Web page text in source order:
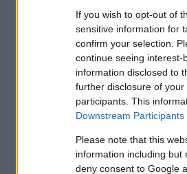
If you wish to opt-out of
sensitive information for
confirm your selection.
continue seeing
information disclosed to
further disclosure of your
participants. This
Downstream Participants
Please note that this
information including but
deny consent to Google